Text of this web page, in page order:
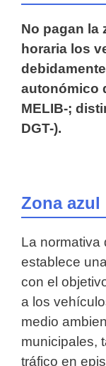
No pagan la
horaria los
autonómico
MELIB-;
DGT-).
Zona
La normativa
establece
con el
a los
medio
municipales,
tráfico en